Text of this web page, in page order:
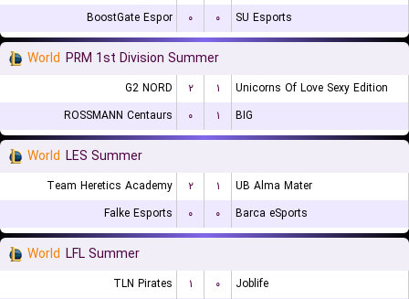
BoostGate Espor
۰ ۰ SU Esports
World PRM 1st Division Summer
G2 NORD ۲ ۱
Unicorns Of Love Sexy Edition
ROSSMANN Centaurs
۰ ۱ BIG
World LES Summer
Team Heretics Academy ۲ ۱
UB Alma Mater
Falke Esports
۰ ۰ Barca eSports
World LFL Summer
TLN Pirates ۱ ۰ Joblife